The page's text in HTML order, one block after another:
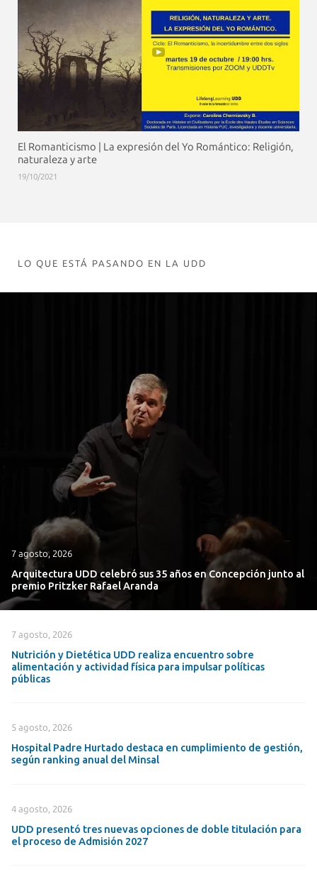
El Romanticismo | La expresión del Yo Romántico: Religión,
naturaleza y arte
19/10/2021
LO QUE ESTÁ PASANDO EN LA UDD
7 agosto, 2026
Arquitectura UDD celebró sus 35 años en Concepción junto al
premio Pritzker Rafael Aranda
7 agosto, 2026
Nutrición y Dietética UDD realiza encuentro sobre
alimentación y actividad física para impulsar políticas
públicas
5 agosto, 2026
Hospital Padre Hurtado destaca en cumplimiento de gestión,
según ranking anual del Minsal
4 agosto, 2026
UDD presentó tres nuevas opciones de doble titulación para
el proceso de Admisión 2027